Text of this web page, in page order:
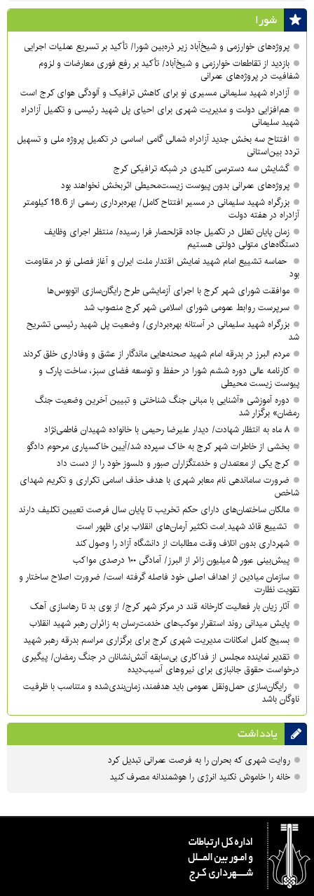
شورا
پروژه‌های خوارزمی و شیخ‌آباد زیر ذره‌بین شورا/ تأکید بر تسریع عملیات اجرایی
بازدید از تقاطعات خوارزمی و شیخ‌آباد/ تأکید بر رفع فوری معارضات و لزوم
شفافیت در پروژه‌های عمرانی
آزادراه شهید سلیمانی مسیری نو برای کاهش ترافیک و آلودگی هوای کرج است
هم‌افزایی دولت و مدیریت شهری برای احیای پل شهید رئیسی و تکمیل آزادراه
شهید سلیمانی
افتتاح سه بخش جدید آزادراه شمالی گامی اساسی در تکمیل پروژه ملی و تسهیل
تردد بین‌استانی
گشایش سه دسترسی کلیدی در شبکه ترافیکی کرج
پروژه‌های عمرانی بدون پیوست زیست‌محیطی اثربخش نخواهند بود
بزرگراه شهید سلیمانی در مسیر افتتاح کامل/ بهره‌برداری رسمی از 18.6 کیلومتر
آزادراه در هفته دولت
زمان پایان تعلل در تکمیل جاده قزلحصار فرا رسیده/ منتظر اجرای وظایف
دستگاه‌های متولی دولتی هستیم
حماسه تشییع امام شهید نمایش اقتدار ملت ایران و آغاز فصلی نو در مقاومت
بود
موافقت شورای شهر کرج با اجرای آزمایشی طرح رایگان‌سازی اتوبوس‌ها
سرپرست روابط عمومی شورای اسلامی شهر کرج منصوب شد
بزرگراه شهید سلیمانی در آستانه بهره‌برداری/ وضعیت پل شهید رئیسی تشریح
شد
مردم البرز در بدرقه امام شهید صحنه‌هایی ماندگار از عشق و وفاداری خلق کردند
کارنامه عالی دوره ششم شورا در حفظ و توسعه فضای سبز، ساخت پارک و
پیوست زیست محیطی
دوره آموزشی «آشنایی با مبانی جنگ شناختی و تبیین آخرین وضعیت جنگ
رمضان» برگزار شد
۸ ماه به انتظار شهادت/ دیدار علیرضا رحیمی با خانواده شهیدان فاطمی‌نژاد
بخشی از خاطرات شهر کرج به خاک سپرده شد/آیین خاکسپاری مرحوم دادگو
کرج یکی از معتمدان و خدمتگزاران صبور و دلسوز خود را از دست داد
ضرورت ساماندهی نام‌ معابر شهری با هدف حذف اسامی تکراری و تکریم شهدای
شاخص
مالکان ساختمان‌های دارای حکم تخریب تا پایان سال فرصت تعیین تکلیف دارند
تشییع قائد شهید ِامت تکثیر آرمان‌های انقلاب برای ظهور است
شهرداری بدون اتلاف وقت مطالبات از دانشگاه آزاد را وصول کند
پیش‌بینی عبور ۵ میلیون زائر از البرز/ آمادگی ۱۰۰ درصدی مواکب
سازمان میادین از اهداف اصلی خود فاصله گرفته است/ ضرورت اصلاح ساختار و
تقویت نظارت
آثار زیان بار فعالیت کارخانه قند در مرکز شهر کرج/ از بوی بد تا رهاسازی آهک
پایش میدانی روند استقرار موکب‌های خدمت‌رسان به زائران رهبر شهید انقلاب
بسیج کامل امکانات مدیریت شهری کرج برای برگزاری مراسم بدرقه رهبر شهید
تقدیر نماینده مجلس از فداکاری بی‌سابقه آتش‌نشانان در جنگ رمضان/ پیگیری
درخواست حقوق جانبازی برای نیروهای آسیب‌دیده
رایگان‌سازی حمل‌ونقل عمومی باید هدفمند، زمان‌بندی‌شده و متناسب با ظرفیت
ناوگان باشد
یادداشت
روایت شهری که بحران را به فرصت عمرانی تبدیل کرد
خانه را خاموش نکنید انرژی را هوشمندانه مصرف کنید